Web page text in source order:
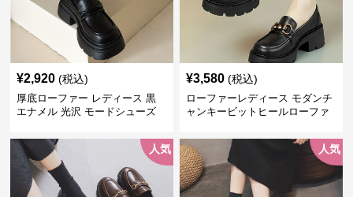
¥2,920 (税込)
厚底ローファー レディース 黒
エナメル 光沢 モードシューズ
¥3,580 (税込)
ローファーレディース モダンチ
ャンキービットヒールローファ
人気 人気